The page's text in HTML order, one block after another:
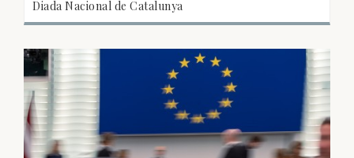
Diada Nacional de Catalunya